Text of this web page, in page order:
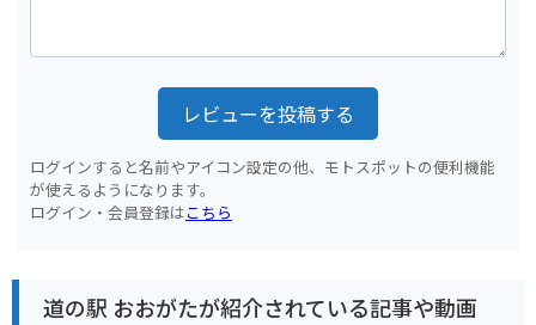
レビューを投稿する
ログインすると名前やアイコン設定の他、モトスポットの便利機能
が使えるようになります。
ログイン・会員登録はこちら
道の駅 おおがたが紹介されている記事や動画